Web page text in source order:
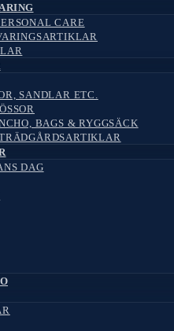
CARE
SANDLAR ETC.
BAGS & RYGGSÄCK
DAG